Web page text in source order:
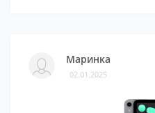
Маринка
02.01.2025